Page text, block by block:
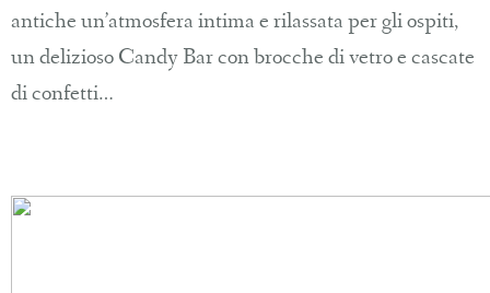
antiche un’atmosfera intima e rilassata per gli ospiti,
un delizioso Candy Bar con brocche di vetro e cascate
di confetti…